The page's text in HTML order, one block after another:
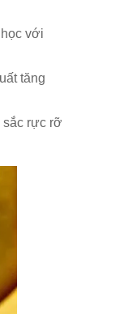
với
tăng
sắc rực rỡ